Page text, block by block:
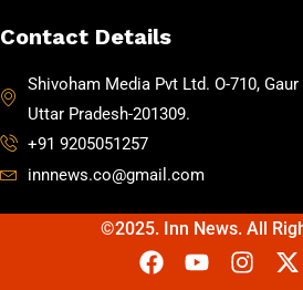
Contact Details
Shivoham Media Pvt Ltd. O-710,
Uttar Pradesh-201309.
+91 9205051257
innnews.co@gmail.com
©2025. Inn News. All